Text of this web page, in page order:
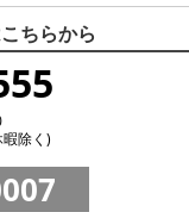
こちらから
除く)